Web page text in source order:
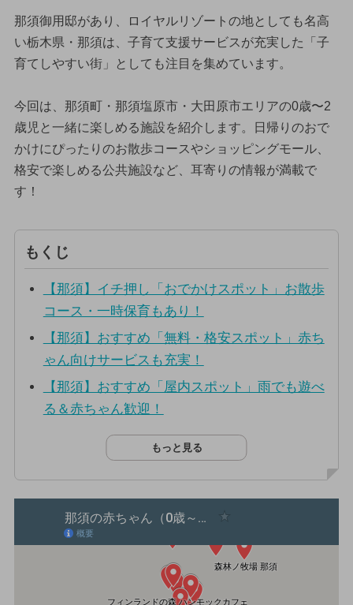
那須御用邸があり、ロイヤルリゾートの地としても名高
い栃木県・那須は、子育て支援サービスが充実した「子
育てしやすい街」としても注目を集めています。
今回は、那須町・那須塩原市・大田原市エリアの0歳〜2
歳児と一緒に楽しめる施設を紹介します。日帰りのおで
かけにぴったりのお散歩コースやショッピングモール、
格安で楽しめる公共施設など、耳寄りの情報が満載で
す！
もくじ
【那須】イチ押し「おでかけスポット」お散歩
コース・一時保育もあり！
【那須】おすすめ「無料・格安スポット」赤ち
ゃん向けサービスも充実！
【那須】おすすめ「屋内スポット」雨でも遊べ
る＆赤ちゃん歓迎！
もっと見る